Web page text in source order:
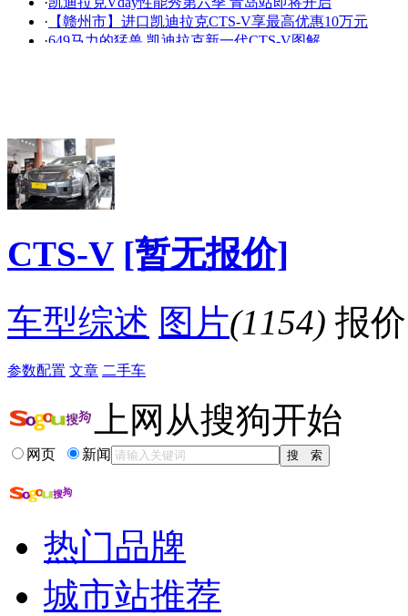
看赛车宝贝争奇斗
艳
车模美腿爆乳无惧
走光
· 【赣州市】进口凯迪拉克CTS-V享最高优惠10万元
·649马力的猛兽 凯迪拉克新一代CTS-V图解
·最快的四门V8轿车 北美测凯迪拉克CTS-V
·凯迪拉克的新定义--试驾凯迪拉克CTS-V
·最快的四门轿车??试驾凯迪拉克CTS-V
降价促销
CTS-V [暂无报价]
车型综述 图片(1154) 报价
参数配置 文章 二手车
上网从搜狗开始
网页 新闻
热门品牌
城市站推荐